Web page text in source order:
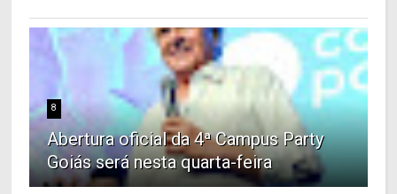
8
Abertura oficial da 4ª Campus Party
Goiás será nesta quarta-feira